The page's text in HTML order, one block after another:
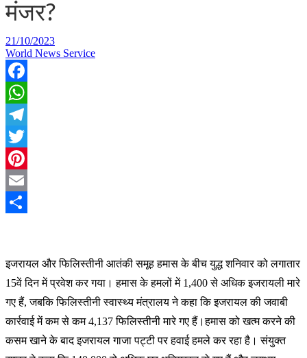
मंजर?
21/10/2023
World News Service
Facebook
WhatsApp
Telegram
Twitter
Pinterest
Email
इजरायल और फिलिस्तीनी आतंकी समूह हमास के बीच युद्ध शनिवार को लगातार
15वें दिन में प्रवेश कर गया। हमास के हमलों में 1,400 से अधिक इजरायली मारे
गए हैं, जबकि फिलिस्तीनी स्वास्थ्य मंत्रालय ने कहा कि इजरायल की जवाबी
कार्रवाई में कम से कम 4,137 फिलिस्तीनी मारे गए हैं।हमास को खत्म करने की
कसम खाने के बाद इजरायल गाजा पट्टी पर हवाई हमले कर रहा है। संयुक्त